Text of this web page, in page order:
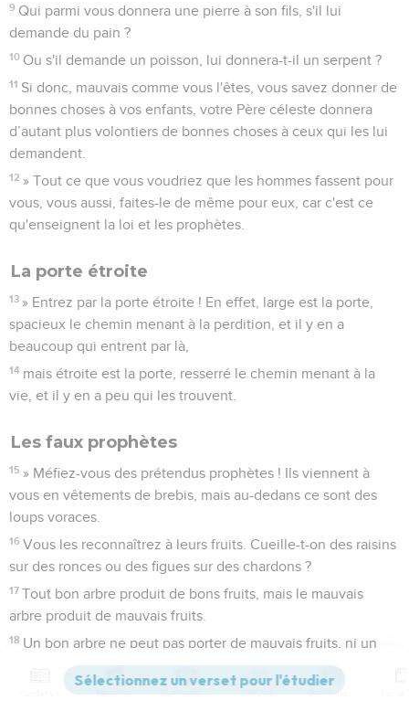
9 Qui parmi vous donnera une pierre à son fils, s'il lui
demande du pain ?
10 Ou s'il demande un poisson, lui donnera-t-il un serpent ?
11 Si donc, mauvais comme vous l'êtes, vous savez donner de
bonnes choses à vos enfants, votre Père céleste donnera
d’autant plus volontiers de bonnes choses à ceux qui les lui
demandent.
12 » Tout ce que vous voudriez que les hommes fassent pour
vous, vous aussi, faites-le de même pour eux, car c'est ce
qu'enseignent la loi et les prophètes.
La porte étroite
13 » Entrez par la porte étroite ! En effet, large est la porte,
spacieux le chemin menant à la perdition, et il y en a
beaucoup qui entrent par là,
14 mais étroite est la porte, resserré le chemin menant à la
vie, et il y en a peu qui les trouvent.
Les faux prophètes
15 » Méfiez-vous des prétendus prophètes ! Ils viennent à
vous en vêtements de brebis, mais au-dedans ce sont des
loups voraces.
16 Vous les reconnaîtrez à leurs fruits. Cueille-t-on des raisins
sur des ronces ou des figues sur des chardons ?
17 Tout bon arbre produit de bons fruits, mais le mauvais
arbre produit de mauvais fruits.
18 Un bon arbre ne peut pas porter de mauvais fruits, ni un
mauvais arbre porter de bons fruits.
Tout arbre qui ne produit pas de bons fruits est coupé et
Versions Commentaires Strong